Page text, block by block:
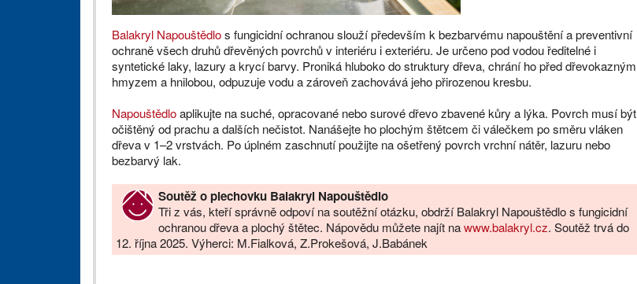
Balakryl Napouštědlos fungicidní ochranou slouží především k bezbarvému napouštění a preventivní
ochraně všech druhů dřevěných povrchů v interiéru i exteriéru. Je určeno pod vodou ředitelné i
syntetické laky, lazury a krycí barvy. Proniká hluboko do struktury dřeva, chrání ho před dřevokazným
hmyzem a hnilobou, odpuzuje vodu a zároveň zachovává jeho přirozenou kresbu.
Napouštědloaplikujte na suché, opracované nebo surové dřevo zbavené kůry a lýka. Povrch musí být
očištěný od prachu a dalších nečistot. Nanášejte ho plochým štětcem či válečkem po směru vláken
dřeva v 1–2 vrstvách. Po úplném zaschnutí použijte na ošetřený povrch vrchní nátěr, lazuru nebo
bezbarvý lak.
Soutěž o plechovku Balakryl Napouštědlo
Tři z vás, kteří správně odpoví na soutěžní otázku, obdrží Balakryl Napouštědlo s fungicidní
ochranou dřeva a plochý štětec. Nápovědu můžete najít nawww.balakryl.cz. Soutěž trvá do
12. října 2025. Výherci: M.Fialková, Z.Prokešová, J.Babánek